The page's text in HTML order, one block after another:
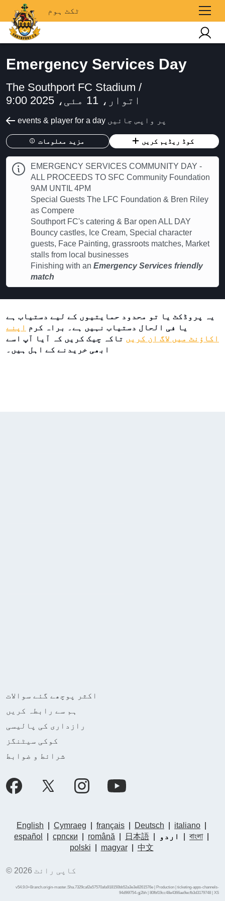
ٹکٹ ہوم
Emergency Services Day
The Southport FC Stadium /
اتوار، 11 مئی، 2025 9:00
events & player for a day پر واپس جائیں
مزید معلومات کوڈ ریڈیم کریں
EMERGENCY SERVICES COMMUNITY DAY -
ALL PROCEEDS TO SFC Community Foundation
9AM UNTIL 4PM
Special Guests The LFC Foundation & Bren Riley
as Compere
Southport FC's catering & Bar open ALL DAY
Bouncy castles, Ice Cream, Special character
guests, Face Painting, grassroots matches, Market
stalls from local businesses
Finishing with an Emergency Services friendly
match
یہ پروڈکٹ یا تو محدود حمایتیوں کے لیے دستیاب ہے
یا فی الحال دستیاب نہیں ہے۔ براہ کرم اپنے
اکاؤنٹ میں لاگ ان کریں تاکہ چیک کریں کہ آیا آپ اسے
ابھی خریدنے کے اہل ہیں۔
اکثر پوچھے گئے سوالات
ہم سے رابطہ کریں
رازداری کی پالیسی
کوکی سیٹنگز
شرائط و ضوابط
English Cymraeg français Deutsch italiano
español
српски română 日本語 اردو বাংলা|
polski
magyar| 中文
© کاپی رائٹ 2026
v54.9.0+Branch.origin-master.Sha.7329caf2e57570afa918150bb52a3e3e8261576e | Production | ticketing-apps-channels-
94d96f754-gj2bh | 80fbf19cc48e4366ae9ecfb3d3179748 | XS